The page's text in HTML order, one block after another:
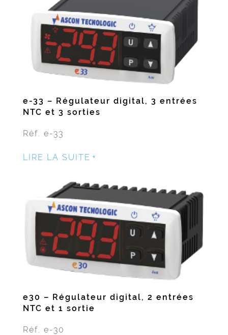
e-33 – Régulateur digital, 3 entrées
NTC et 3 sorties
Réf. e-33
LIRE LA SUITE
e30 – Régulateur digital, 2 entrées
NTC et 1 sortie
Réf. e-30